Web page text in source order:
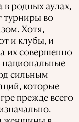
родных аулах,
турниры во
Хотя,
и клубы, и
их совершенно
национальные
сильным
которые
прежде всего